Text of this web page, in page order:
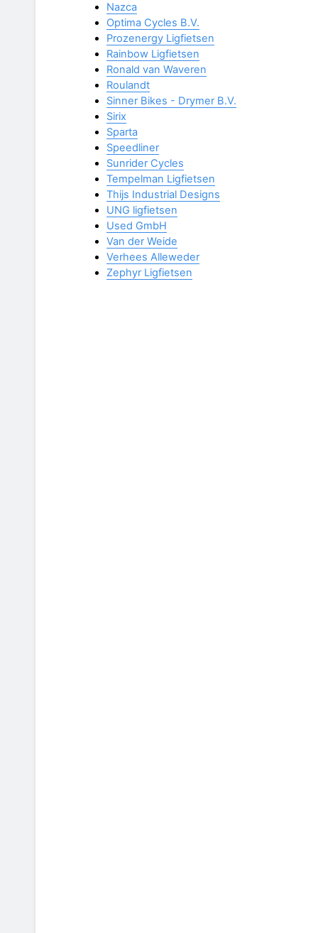
Nazca
Optima Cycles B.V.
Prozenergy Ligfietsen
Rainbow Ligfietsen
Ronald van Waveren
Roulandt
Sinner Bikes - Drymer B.V.
Sirix
Sparta
Speedliner
Sunrider Cycles
Tempelman Ligfietsen
Thijs Industrial Designs
UNG ligfietsen
Used GmbH
Van der Weide
Verhees Alleweder
Zephyr Ligfietsen